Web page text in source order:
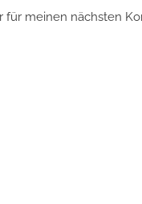
für meinen nächsten